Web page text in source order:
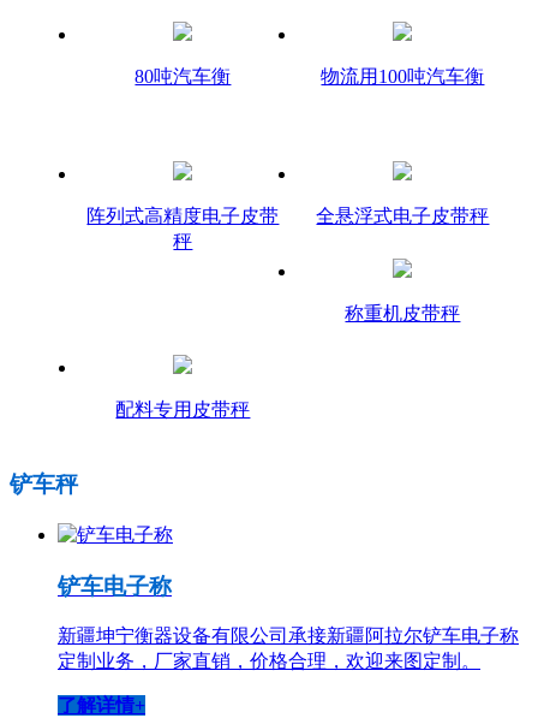
80吨汽车衡 物流用100吨汽车衡
阵列式高精度电子皮带
秤
全悬浮式电子皮带秤
称重机皮带秤
配料专用皮带秤
铲车秤
铲车电子称
新疆坤宁衡器设备有限公司承接新疆阿拉尔铲车电子称
定制业务，厂家直销，价格合理，欢迎来图定制。
了解详情+